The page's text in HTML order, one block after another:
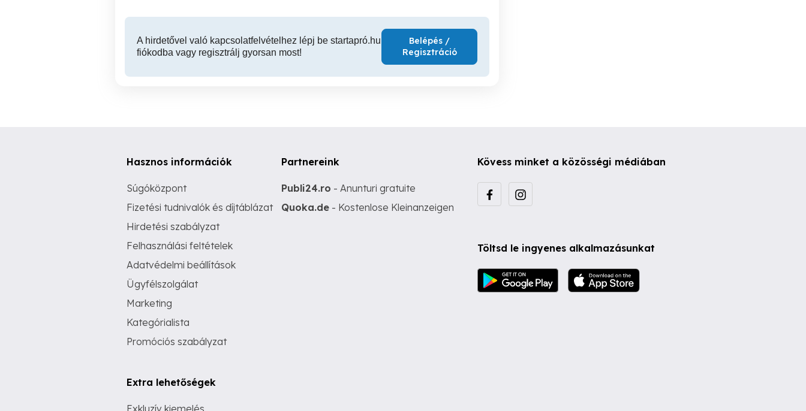
A hirdetővel való kapcsolatfelvételhez lépj be startapró.hu
fiókodba vagy regisztrálj gyorsan most!
Belépés /
Regisztráció
Hasznos információk
Súgóközpont
Fizetési tudnivalók és díjtáblázat
Hirdetési szabályzat
Felhasználási feltételek
Adatvédelmi beállítások
Ügyfélszolgálat
Marketing
Kategórialista
Promóciós szabályzat
Extra lehetőségek
Exkluzív kiemelés
Partnereink
Publi24.ro - Anunturi gratuite
Quoka.de - Kostenlose Kleinanzeigen
Kövess minket a közösségi médiában
Töltsd le ingyenes alkalmazásunkat